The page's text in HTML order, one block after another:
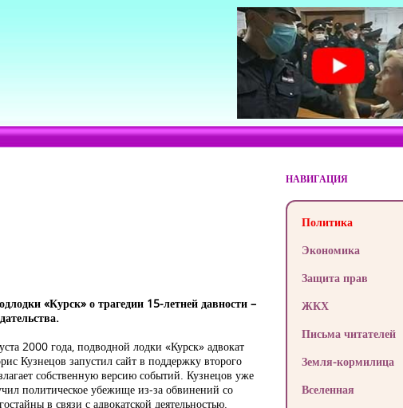
«Курск» о трагедии 15-летней давности –
2000 года, подводной лодки «Курск» адвокат
Кузнецов запустил сайт в поддержку второго
собственную версию событий. Кузнецов уже
политическое убежище из-за обвинений со
в связи с адвокатской деятельностью.
НАВИГАЦИЯ
Политика
Экономика
Защита прав
ЖКХ
Письма читателей
Земля-кормилица
Вселенная